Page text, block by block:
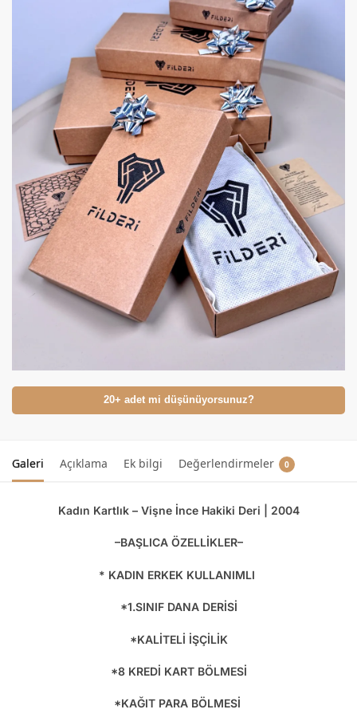
20+ adet mi düşünüyorsunuz?
Galeri Açıklama Ek bilgi Değerlendirmeler 0
Kadın Kartlık – Vişne İnce Hakiki Deri | 2004
–BAŞLICA ÖZELLİKLER–
* KADIN ERKEK KULLANIMLI
*1.SINIF DANA DERİSİ
*KALİTELİ İŞÇİLİK
*8 KREDİ KART BÖLMESİ
*KAĞIT PARA BÖLMESİ